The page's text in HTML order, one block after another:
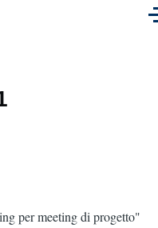
per meeting di progetto"